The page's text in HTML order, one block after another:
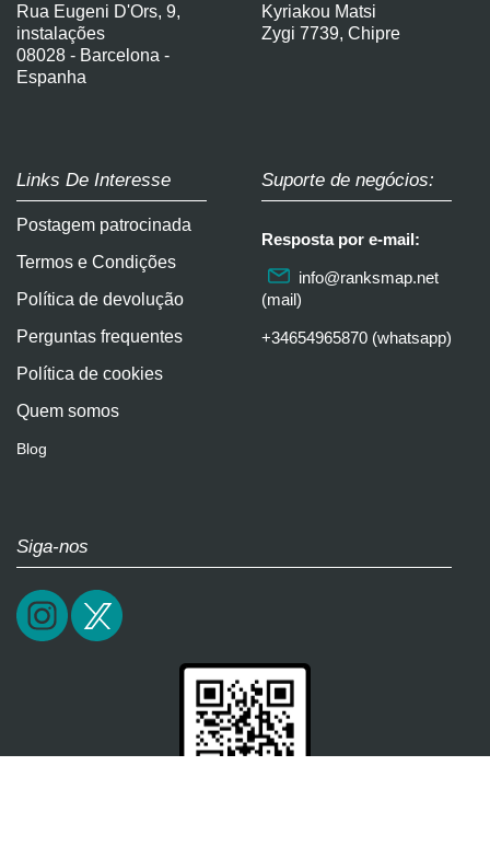
Rua Eugeni D'Ors, 9,
instalações
08028 - Barcelona -
Espanha
Kyriakou Matsi
Zygi 7739, Chipre
Links De Interesse
Postagem patrocinada
Termos e Condições
Política de devolução
Perguntas frequentes
Política de cookies
Quem somos
Blog
Suporte de negócios:
Resposta por e-mail:
info@ranksmap.net
(mail)
+34654965870 (whatsapp)
Siga-nos